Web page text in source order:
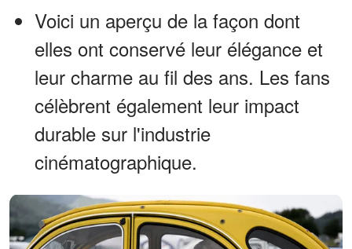
Voici un aperçu de la façon dont
elles ont conservé leur élégance et
leur charme au fil des ans. Les fans
célèbrent également leur impact
durable sur l'industrie
cinématographique.